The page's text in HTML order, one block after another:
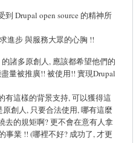
Drupal open source 的精神所
進步 與服務大眾的心胸 !!
的諸多原創人, 應該都希望他們的
盡量被推廣!! 被使用!! 實現Drupal
有這樣的背景支持, 可以獲得這
原創人, 只要合法使用, 哪有這麼
去的規矩啊? 更不會在意有人拿
事業 !! (哪裡不好? 成功了, 才更